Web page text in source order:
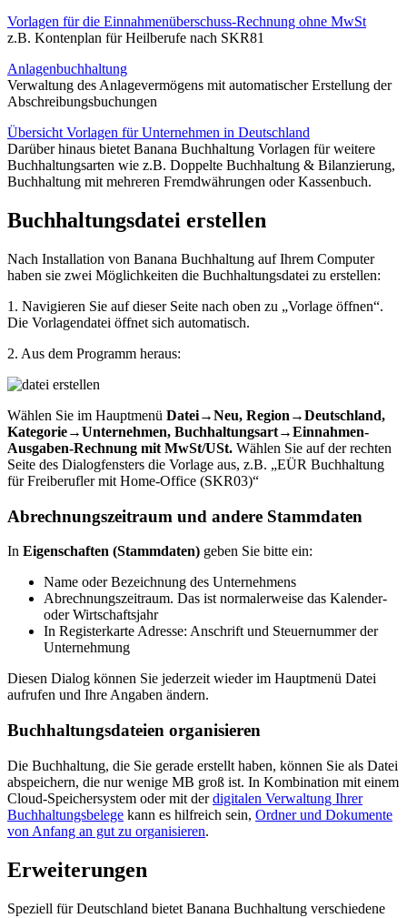
Vorlagen für die Einnahmenüberschuss-Rechnung ohne MwSt
z.B. Kontenplan für Heilberufe nach SKR81
Anlagenbuchhaltung
Verwaltung des Anlagevermögens mit automatischer Erstellung der
Abschreibungsbuchungen
Übersicht Vorlagen für Unternehmen in Deutschland
Darüber hinaus bietet Banana Buchhaltung Vorlagen für weitere
Buchhaltungsarten wie z.B. Doppelte Buchhaltung & Bilanzierung,
Buchhaltung mit mehreren Fremdwährungen oder Kassenbuch.
Buchhaltungsdatei erstellen
Nach Installation von Banana Buchhaltung auf Ihrem Computer
haben sie zwei Möglichkeiten die Buchhaltungsdatei zu erstellen:
1. Navigieren Sie auf dieser Seite nach oben zu „Vorlage öffnen“.
Die Vorlagendatei öffnet sich automatisch.
2. Aus dem Programm heraus:
Wählen Sie im Hauptmenü Datei→Neu, Region→Deutschland,
Kategorie→Unternehmen, Buchhaltungsart→Einnahmen-
Ausgaben-Rechnung mit MwSt/USt. Wählen Sie auf der rechten
Seite des Dialogfensters die Vorlage aus, z.B. „EÜR Buchhaltung
für Freiberufler mit Home-Office (SKR03)“
Abrechnungszeitraum und andere Stammdaten
In Eigenschaften (Stammdaten) geben Sie bitte ein:
Name oder Bezeichnung des Unternehmens
Abrechnungszeitraum. Das ist normalerweise das Kalender-
oder Wirtschaftsjahr
In Registerkarte Adresse: Anschrift und Steuernummer der
Unternehmung
Diesen Dialog können Sie jederzeit wieder im Hauptmenü Datei
aufrufen und Ihre Angaben ändern.
Buchhaltungsdateien organisieren
Die Buchhaltung, die Sie gerade erstellt haben, können Sie als Datei
abspeichern, die nur wenige MB groß ist. In Kombination mit einem
Cloud-Speichersystem oder mit derdigitalen Verwaltung Ihrer
Buchhaltungsbelege kann es hilfreich sein, Ordner und Dokumente
von Anfang an gut zu organisieren.
Erweiterungen
Speziell für Deutschland bietet Banana Buchhaltung verschiedene